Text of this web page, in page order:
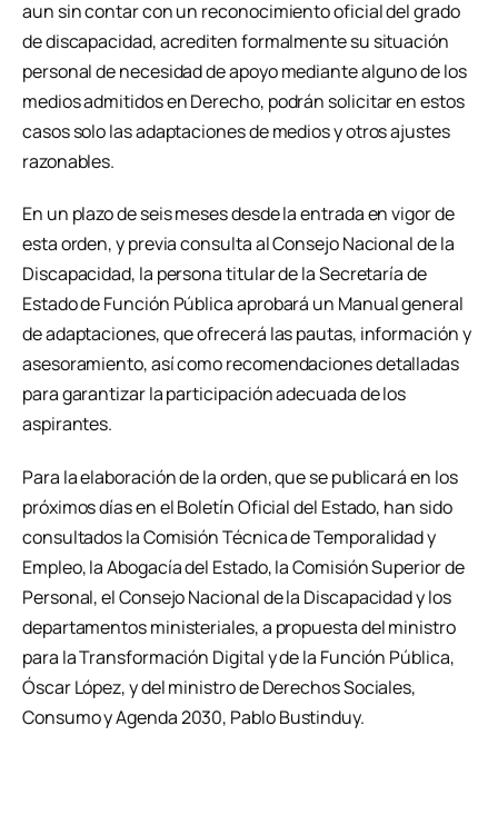
aun sin contar con un reconocimiento oficial del grado
de discapacidad, acrediten formalmente su situación
personal de necesidad de apoyo mediante alguno de los
medios admitidos en Derecho, podrán solicitar en estos
casos solo las adaptaciones de medios y otros ajustes
razonables.
En un plazo de seis meses desde la entrada en vigor de
esta orden, y previa consulta al Consejo Nacional de la
Discapacidad, la persona titular de la Secretaría de
Estado de Función Pública aprobará un Manual general
de adaptaciones, que ofrecerá las pautas, información y
asesoramiento, así como recomendaciones detalladas
para garantizar la participación adecuada de los
aspirantes.
Para la elaboración de la orden, que se publicará en los
próximos días en el Boletín Oficial del Estado, han sido
consultados la Comisión Técnica de Temporalidad y
Empleo, la Abogacía del Estado, la Comisión Superior de
Personal, el Consejo Nacional de la Discapacidad y los
departamentos ministeriales, a propuesta del ministro
para la Transformación Digital y de la Función Pública,
Óscar López, y del ministro de Derechos Sociales,
Consumo y Agenda 2030, Pablo Bustinduy.